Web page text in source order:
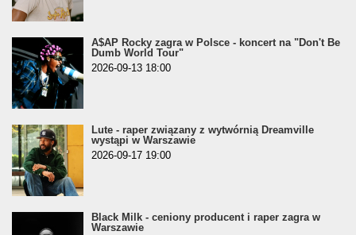
A$AP Rocky zagra w Polsce - koncert na "Don't Be
Dumb World Tour"
2026-09-13 18:00
Lute - raper związany z wytwórnią Dreamville
wystąpi w Warszawie
2026-09-17 19:00
Black Milk - ceniony producent i raper zagra w
Warszawie